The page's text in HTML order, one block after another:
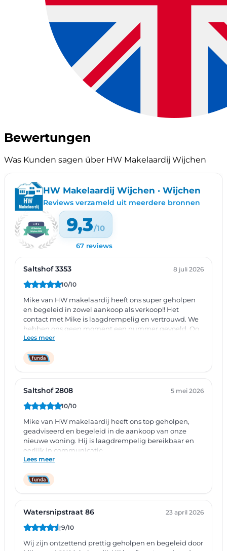
Bewertungen
Was Kunden sagen über HW Makelaardij Wijchen